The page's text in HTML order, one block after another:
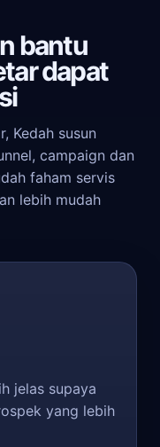
bantu
dapat
Kedah susun
campaign dan
faham servis
lebih mudah
jelas supaya
yang lebih